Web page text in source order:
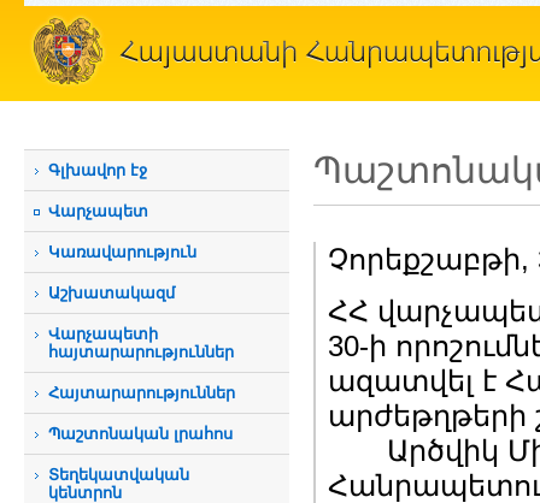
Գլխավոր էջ
Վարչապետ
Կառավարություն
Աշխատակազմ
Վարչապետի
հայտարարություններ
Հայտարարություններ
Պաշտոնական լրահոս
Տեղեկատվական
կենտրոն
Չորեքշաբթի,
ՀՀ
30-ի
ազատվել է
արժեթղթերի
Արծվիկ